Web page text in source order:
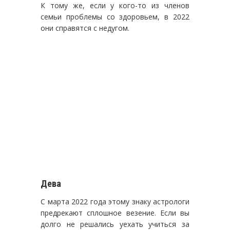
К тому же, если у кого-то из членов
семьи проблемы со здоровьем, в 2022
они справятся с недугом.
Дева
С марта 2022 года этому знаку астрологи
предрекают сплошное везение. Если вы
долго не решались уехать учиться за